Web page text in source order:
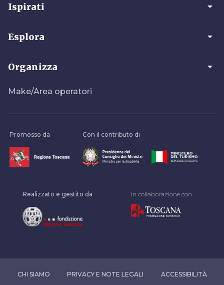
Ispirati arrow_drop_down
Esplora arrow_drop_down
Organizza arrow_drop_down
Make/Area operatori
Promosso da Con il contributo di
Realizzato e gestito da In collaborazione con
CHI SIAMO PRIVACY E NOTE LEGALI ACCESSIBILITÀ